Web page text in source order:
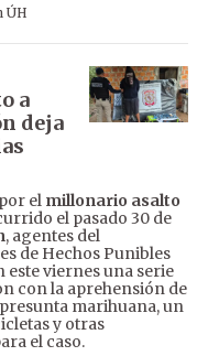
ÚH
a
deja
el millonario asalto
el pasado 30 de
, agentes del
de Hechos Punibles
viernes una serie
con la aprehensión de
marihuana, un
y otras
el caso.